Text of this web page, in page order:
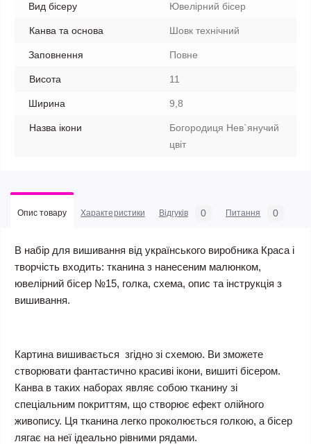
Вид бісеру Ювелірний бісер
Канва та основа Шовк технічний
Заповнення Повне
Висота 11
Ширина 9,8
Назва ікони
Богородиця Нев`янучий
цвіт
Опис товару Характеристики Відгуків 0 Питання 0
В набір для вишивання від українського виробника Краса і
творчість входить: тканина з нанесеним малюнком,
ювелірний бісер №15, голка, схема, опис та інструкція з
вишивання.
Картина вишивається згідно зі схемою. Ви зможете
створювати фантастично красиві ікони, вишиті бісером.
Канва в таких наборах являє собою тканину зі
спеціальним покриттям, що створює ефект олійного
живопису. Ця тканина легко проколюється голкою, а бісер
лягає на неї ідеально рівними рядами.